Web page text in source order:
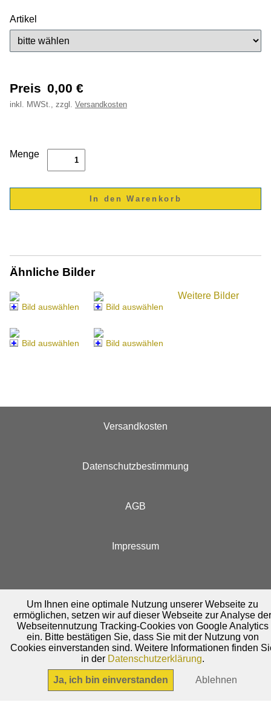
Artikel
Preis 0,00 €
inkl. MWSt., zzgl. Versandkosten
Menge
Ähnliche Bilder
Bild auswählen Bild auswählen
Bild auswählen Bild auswählen
Weitere Bilder
Versandkosten
Datenschutzbestimmung
AGB
Impressum
Um Ihnen eine optimale Nutzung unserer Webseite zu
ermöglichen, setzen wir auf dieser Webseite zur Analyse
Webseitennutzung Tracking-Cookies von Google Analytics
ein. Bitte bestätigen Sie, dass Sie mit der Nutzung von
Cookies einverstanden sind. Weitere Informationen finden
in der Datenschutzerklärung.
Ja, ich bin einverstanden Ablehnen